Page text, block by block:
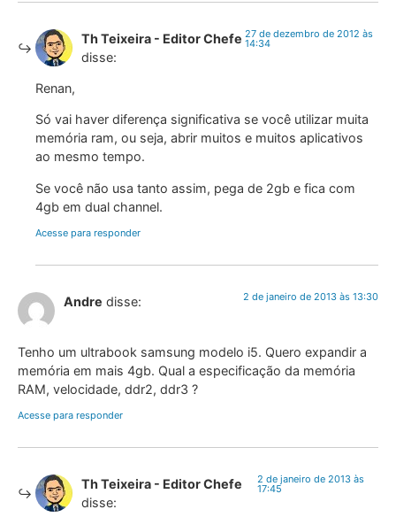
Th Teixeira - Editor Chefe
disse:
27 de dezembro de 2012 às
14:34
Renan,
Só vai haver diferença significativa se você utilizar muita
memória ram, ou seja, abrir muitos e muitos aplicativos
ao mesmo tempo.
Se você não usa tanto assim, pega de 2gb e fica com
4gb em dual channel.
Acesse para responder
Andre disse: 2 de janeiro de 2013 às 13:30
Tenho um ultrabook samsung modelo i5. Quero expandir a
memória em mais 4gb. Qual a especificação da memória
RAM, velocidade, ddr2, ddr3 ?
Acesse para responder
Th Teixeira - Editor Chefe
disse:
2 de janeiro de 2013 às
17:45